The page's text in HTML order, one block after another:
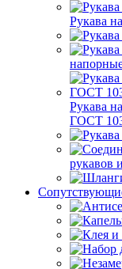
Рукава
Рукава
ГОСТ
рукавов